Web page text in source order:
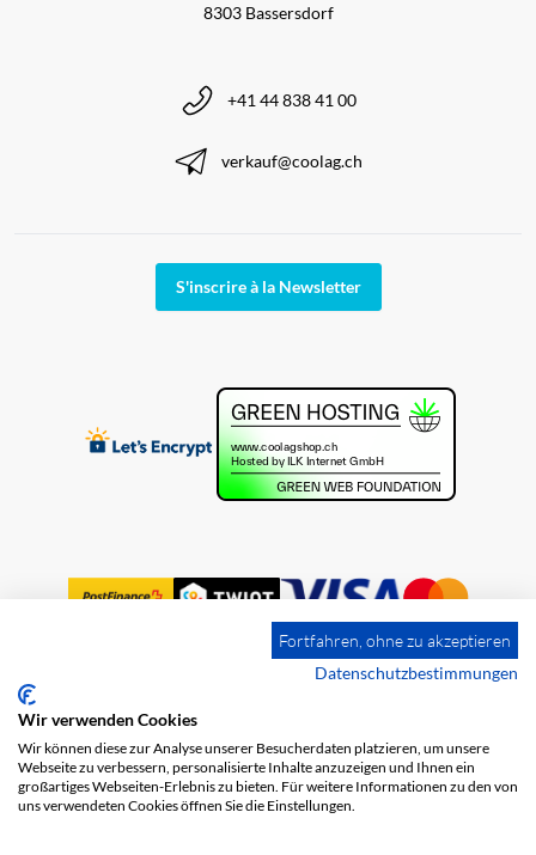
8303 Bassersdorf
+41 44 838 41 00
verkauf@coolag.ch
S'inscrire à la Newsletter
Impression
Protection des données
Fortfahren, ohne zu akzeptieren
Datenschutzbestimmungen
Wir verwenden Cookies
Wir können diese zur Analyse unserer Besucherdaten platzieren, um unsere
Webseite zu verbessern, personalisierte Inhalte anzuzeigen und Ihnen ein
großartiges Webseiten-Erlebnis zu bieten. Für weitere Informationen zu den von
uns verwendeten Cookies öffnen Sie die Einstellungen.